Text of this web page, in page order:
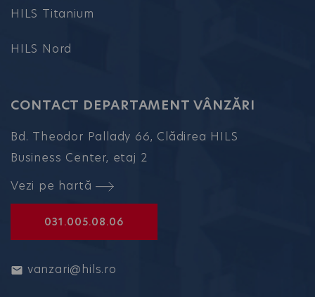
HILS Titanium
HILS Nord
CONTACT DEPARTAMENT VÂNZĂRI
Bd. Theodor Pallady 66, Clădirea HILS
Business Center, etaj 2
Vezi pe hartă
031.005.08.06
vanzari@hils.ro